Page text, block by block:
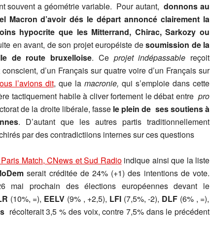
souvent a géométrie variable. Pour autant,donnons au
Macron d’avoir dés le départ annoncé clairement la
hypocrite que les Mitterrand, Chirac, Sarkozy ou
en avant, de son projet européiste desoumission de la
de route bruxelloise. Ce projet indépassable reçoit
d’un Français sur quatre voire d’un Français sur
l’avions dit, que la macronie, qui s’emploie dans cette
tactiquement habile à cliver fortement le débat entre pro
de la droite libérale, fasse le plein de ses soutiens à
. D’autant que les autres partis traditionnellement
par des contradictiions internes sur ces questions
Match, CNews et Sud Radioindique ainsi que la liste
serait créditée de 24% (+1) des intentions de vote.
mai prochain des élections européennes devant le
(10%, =), EELV (9% , +2,5), LFI (7,5%, -2), DLF (6% , =),
récolterait 3,5 % des voix, contre 7,5% dans le précédent